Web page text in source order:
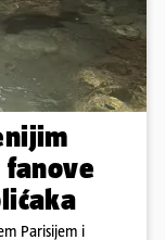
Parisijem i